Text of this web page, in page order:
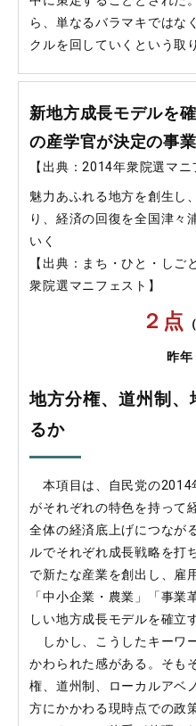
ら、単なるバラマキではな
クルを回していくという取
新地方成長モデルを
の産学官が決定の事
【出典：2014年衆院選マニ
魅力あふれる地方を創生し
り、経済の回復を全国津々
いく
【出典：まち・ひと・し
衆院選マニフェスト】
２点
昨年
地方分権、道州制
るか
本項目は、自民党の2014
がそれぞれの特色を持って
全体の経済底上げにつなが
ルでそれぞれ成長戦略を打
で新たな産業を創出し、雇
「中小企業・農業」「事
しい地方成長モデルを確立
しかし、こうしたキーワ
かわられた感がある。そも
権、道州制、ローカルアベ
方にかかわる現時点での政